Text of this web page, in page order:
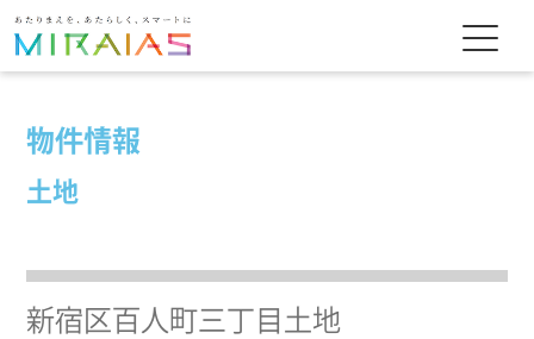
物件情報
土地
新宿区百人町三丁目土地